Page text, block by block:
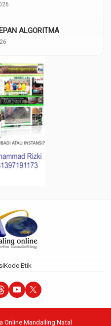
ALGORITMA
Kode Etik
Online Mandailing Natal